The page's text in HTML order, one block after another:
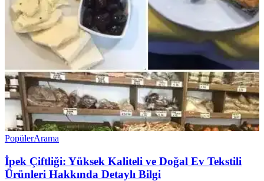
PopülerArama
İpek Çiftliği: Yüksek Kaliteli ve Doğal Ev Tekstili
Ürünleri Hakkında Detaylı Bilgi